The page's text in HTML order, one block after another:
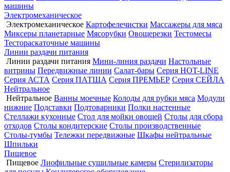
машины
Электромеханическое
Электромеханическое Картофелечистки Массажеры для мяса
Миксеры планетарные Мясорубки Овощерезки Тестомесы
Тестораскаточные машины
Линии раздачи питания
Линии раздачи питания Мини-линия раздачи Настольные
витрины Передвижные линии Салат-бары Серия HOT-LINE
Серия АСТА Серия ПАТША Серия ПРЕМЬЕР Серия СЕЙЛА
Нейтральное
Нейтральное Ванны моечные Колоды для рубки мяса Модули
нижние Подставки Подтоварники Полки настенные
Стеллажи кухонные Стол для мойки овощей Столы для сбора
отходов Столы кондитерские Столы производственные
Столы-тумбы Тележки передвижные Шкафы нейтральные
Шпильки
Пищевое
Пищевое Лиофильные сушильные камеры Стерилизаторы